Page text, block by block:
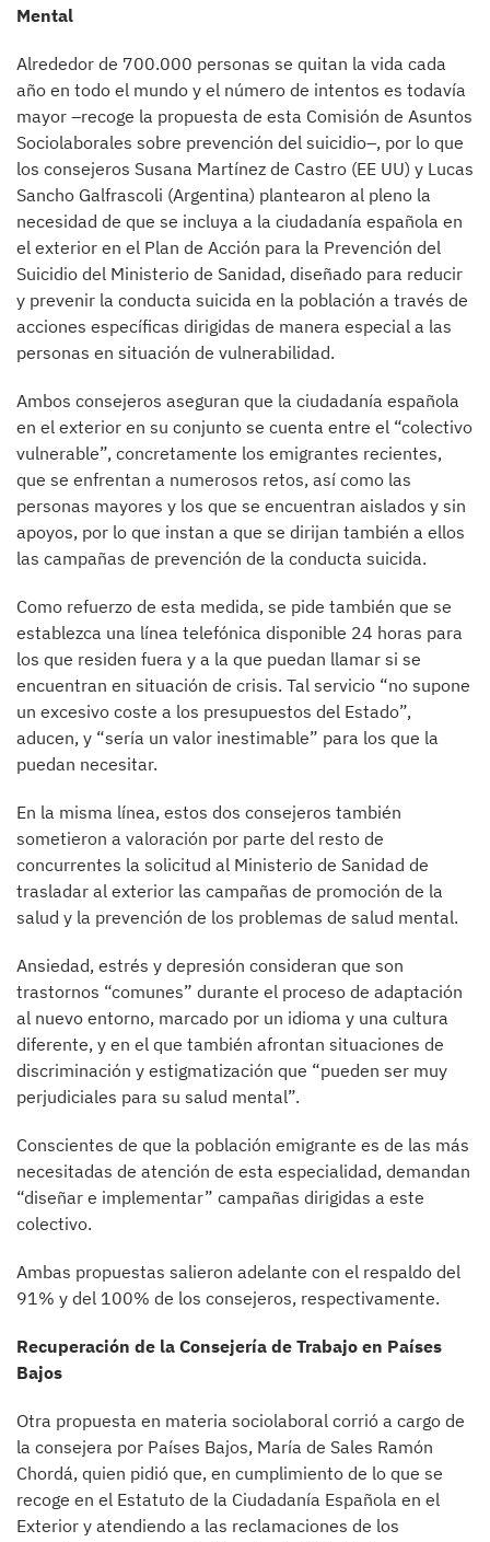
Mental
Alrededor de 700.000 personas se quitan la vida cada
año en todo el mundo y el número de intentos es todavía
mayor –recoge la propuesta de esta Comisión de Asuntos
Sociolaborales sobre prevención del suicidio–, por lo que
los consejeros Susana Martínez de Castro (EE UU) y Lucas
Sancho Galfrascoli (Argentina) plantearon al pleno la
necesidad de que se incluya a la ciudadanía española en
el exterior en el Plan de Acción para la Prevención del
Suicidio del Ministerio de Sanidad, diseñado para reducir
y prevenir la conducta suicida en la población a través de
acciones específicas dirigidas de manera especial a las
personas en situación de vulnerabilidad.
Ambos consejeros aseguran que la ciudadanía española
en el exterior en su conjunto se cuenta entre el “colectivo
vulnerable”, concretamente los emigrantes recientes,
que se enfrentan a numerosos retos, así como las
personas mayores y los que se encuentran aislados y sin
apoyos, por lo que instan a que se dirijan también a ellos
las campañas de prevención de la conducta suicida.
Como refuerzo de esta medida, se pide también que se
establezca una línea telefónica disponible 24 horas para
los que residen fuera y a la que puedan llamar si se
encuentran en situación de crisis. Tal servicio “no supone
un excesivo coste a los presupuestos del Estado”,
aducen, y “sería un valor inestimable” para los que la
puedan necesitar.
En la misma línea, estos dos consejeros también
sometieron a valoración por parte del resto de
concurrentes la solicitud al Ministerio de Sanidad de
trasladar al exterior las campañas de promoción de la
salud y la prevención de los problemas de salud mental.
Ansiedad, estrés y depresión consideran que son
trastornos “comunes” durante el proceso de adaptación
al nuevo entorno, marcado por un idioma y una cultura
diferente, y en el que también afrontan situaciones de
discriminación y estigmatización que “pueden ser muy
perjudiciales para su salud mental”.
Conscientes de que la población emigrante es de las más
necesitadas de atención de esta especialidad, demandan
“diseñar e implementar” campañas dirigidas a este
colectivo.
Ambas propuestas salieron adelante con el respaldo del
91% y del 100% de los consejeros, respectivamente.
Recuperación de la Consejería de Trabajo en Países
Bajos
Otra propuesta en materia sociolaboral corrió a cargo de
la consejera por Países Bajos, María de Sales Ramón
Chordá, quien pidió que, en cumplimiento de lo que se
recoge en el Estatuto de la Ciudadanía Española en el
Exterior y atendiendo a las reclamaciones de los